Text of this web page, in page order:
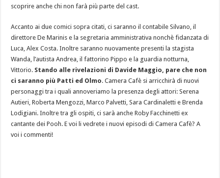
scoprire anche chi non farà più parte del cast.
Accanto ai due comici sopra citati, ci saranno il contabile Silvano, il
direttore De Marinis e la segretaria amministrativa nonchè fidanzata di
Luca, Alex Costa. Inoltre saranno nuovamente presenti la stagista
Wanda, l’autista Andrea, il fattorino Pippo e la guardia notturna,
Vittorio. Stando alle rivelazioni di Davide Maggio, pare che non
ci saranno più Patti ed Olmo. Camera Cafè si arricchirà di nuovi
personaggi tra i quali annoveriamo la presenza degli attori: Serena
Autieri, Roberta Mengozzi, Marco Palvetti, Sara Cardinaletti e Brenda
Lodigiani. Inoltre tra gli ospiti, ci sarà anche Roby Facchinetti ex
cantante dei Pooh. E voi li vedrete i nuovi episodi di Camera Cafè? A
voi i commenti!